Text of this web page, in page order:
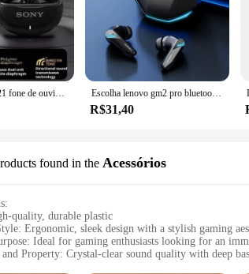
Original sony m21 fone de ouvido bluetooth estéreo alta fidelidade jogo fone sem fio esporte fones bluetooth com microfone Escolha lenovo gm2 pro bluetooth 5.3 fones de ouvido esportes fone de ouvido sem fio em-ear jogos baixa latência modo duplo música fones de ouvido jogo
R$31,40
found in the Acessórios
quality, durable plastic
Ergonomic, sleek design with a stylish gaming
Ideal for gaming enthusiasts looking for an
Property: Crystal-clear sound quality with deep